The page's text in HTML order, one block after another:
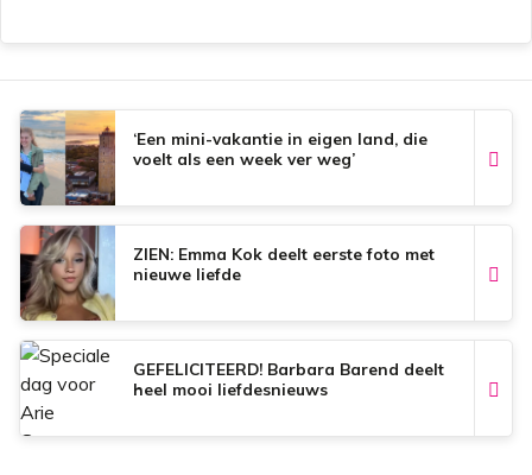
‘Een mini-vakantie in eigen land, die
voelt als een week ver weg’
ZIEN: Emma Kok deelt eerste foto met
nieuwe liefde
GEFELICITEERD! Barbara Barend deelt
heel mooi liefdesnieuws